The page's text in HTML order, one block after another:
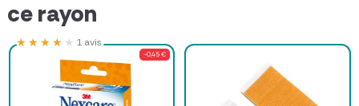
ce rayon
-0,45 €
★★★★★
★★★★★ 1 avis